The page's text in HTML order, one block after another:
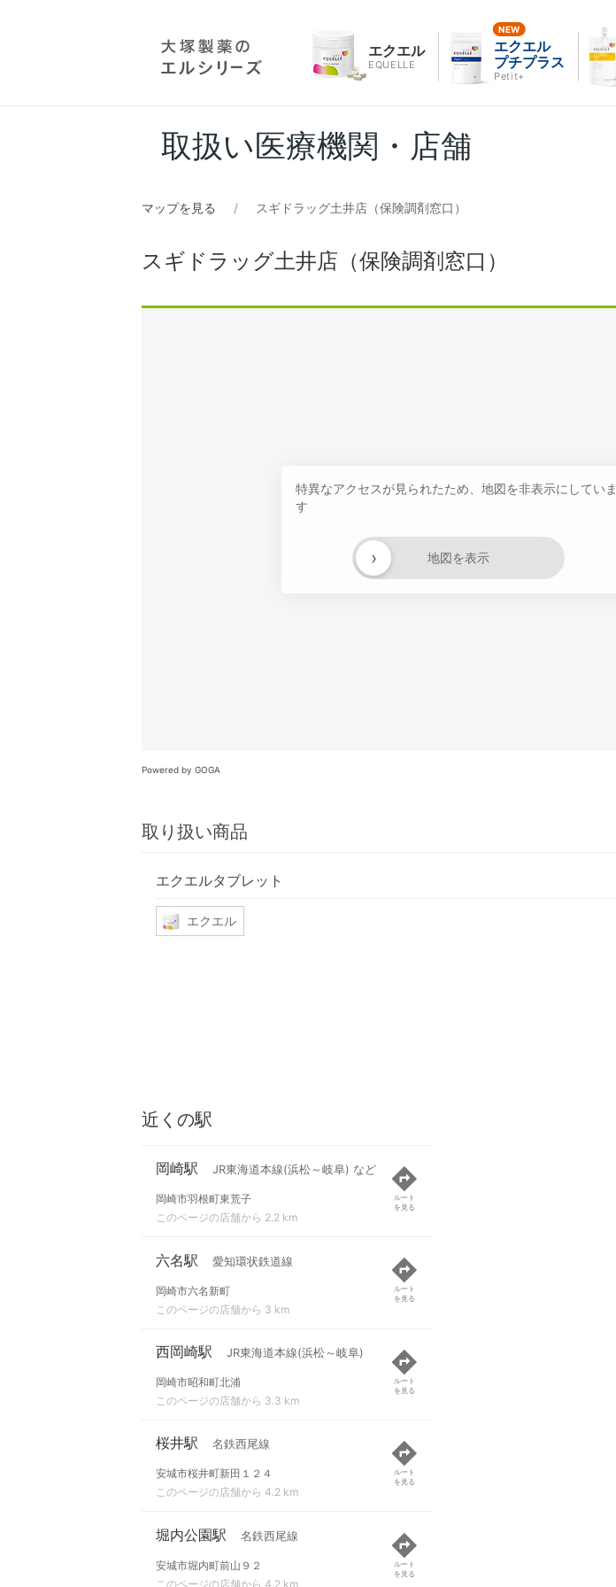
エクエル
EQUELLE
エクエル
プチプラス
Petit+
取扱い医療機関・店舗
マップを見る スギドラッグ土井店（保険調剤窓口）
スギドラッグ土井店（保険調剤窓口）
特異なアクセスが見られたため、地図を非表示にしていま
す
地図を表示
›
Powered by GOGA
取り扱い商品
エクエルタブレット
エクエル
近くの駅
岡崎駅 JR東海道本線(浜松～岐阜) など
岡崎市羽根町東荒子
このページの店舗から 2.2 km
ルート
を見る
六名駅 愛知環状鉄道線
岡崎市六名新町
このページの店舗から 3 km
ルート
を見る
西岡崎駅 JR東海道本線(浜松～岐阜)
岡崎市昭和町北浦
このページの店舗から 3.3 km
ルート
を見る
桜井駅 名鉄西尾線
安城市桜井町新田１２４
このページの店舗から 4.2 km
ルート
を見る
堀内公園駅 名鉄西尾線
安城市堀内町前山９２
このページの店舗から 4.2 km
ルート
を見る